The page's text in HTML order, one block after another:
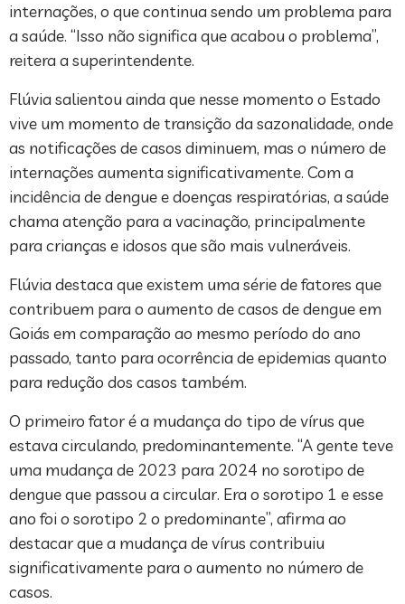
internações, o que continua sendo um problema para
a saúde. “Isso não significa que acabou o problema”,
reitera a superintendente.
Flúvia salientou ainda que nesse momento o Estado
vive um momento de transição da sazonalidade, onde
as notificações de casos diminuem, mas o número de
internações aumenta significativamente. Com a
incidência de dengue e doenças respiratórias, a saúde
chama atenção para a vacinação, principalmente
para crianças e idosos que são mais vulneráveis.
Flúvia destaca que existem uma série de fatores que
contribuem para o aumento de casos de dengue em
Goiás em comparação ao mesmo período do ano
passado, tanto para ocorrência de epidemias quanto
para redução dos casos também.
O primeiro fator é a mudança do tipo de vírus que
estava circulando, predominantemente. “A gente teve
uma mudança de 2023 para 2024 no sorotipo de
dengue que passou a circular. Era o sorotipo 1 e esse
ano foi o sorotipo 2 o predominante”, afirma ao
destacar que a mudança de vírus contribuiu
significativamente para o aumento no número de
casos.